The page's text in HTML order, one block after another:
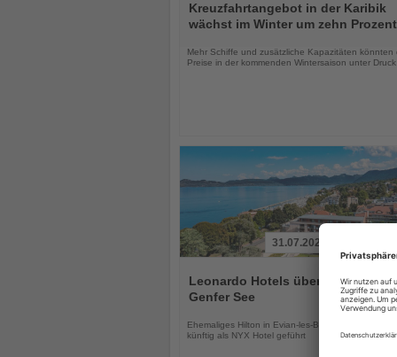
Sie
die
Kreuzfahrtangebot in der Karibik
wächst im Winter um zehn Prozent
Mehr Schiffe und zusätzliche Kapazitäten könnten
Preise in der kommenden Wintersaison unter
Sie
die
31.07.2026
Leonardo Hotels übernimmt Hotel
Genfer See
Ehemaliges Hilton in Evian-les-Bains wird
künftig als NYX Hotel geführt